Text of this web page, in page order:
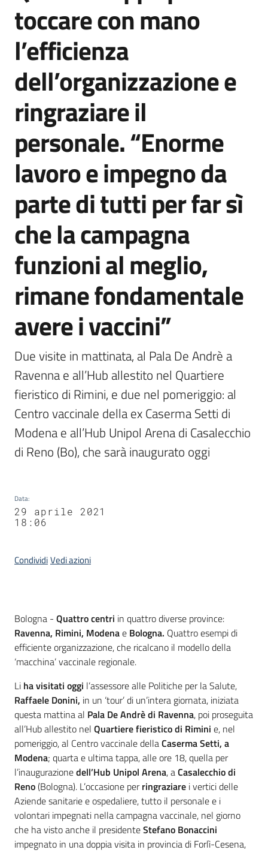
toccare con mano
l’efficienza
dell’organizzazione e
ringraziare il
personale. “Enorme
lavoro e impegno da
parte di tutti per far sì
che la campagna
funzioni al meglio,
rimane fondamentale
avere i vaccini”
Due visite in mattinata, al Pala De Andrè a
Ravenna e all’Hub allestito nel Quartiere
fieristico di Rimini, e due nel pomeriggio: al
Centro vaccinale della ex Caserma Setti di
Modena e all’Hub Unipol Arena di Casalecchio
di Reno (Bo), che sarà inaugurato oggi
Data:
29 aprile 2021
18:06
CondividiVedi azioni
Contenuto
Bologna - Quattro centri in quattro diverse province:
Ravenna, Rimini, Modenae Bologna. Quattro esempi di
efficiente organizzazione, che ricalcano il modello della
‘macchina’ vaccinale regionale.
Li ha visitati oggi l’assessore alle Politiche per la Salute,
Raffaele Donini, in un ‘tour’ di un’intera giornata, iniziata
questa mattina al Pala De Andrèdi Ravenna, poi proseguita
all’Hub allestito nel Quartiere fieristico di Rimini e, nel
pomeriggio, al Centro vaccinale dellaCaserma Setti, a
Modena; quarta e ultima tappa, alle ore 18, quella per
l’inaugurazionedell’Hub Unipol Arena, aCasalecchio di
Reno(Bologna). L’occasione perringraziare i vertici delle
Aziende sanitarie e ospedaliere, tutto il personale e i
volontari impegnati nella campagna vaccinale, nel giorno
che ha visto anche il presidenteStefano Bonaccini
impegnato in una doppia visita in provincia di Forlì-Cesena,